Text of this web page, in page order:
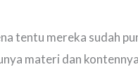
tentu mereka sudah
materi dan kontennya